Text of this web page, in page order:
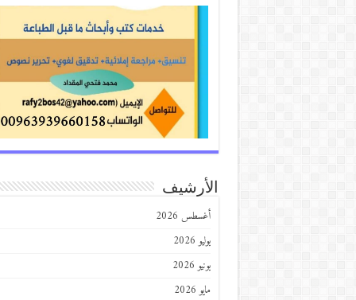
الأرشيف
أغسطس 2026
يوليو 2026
يونيو 2026
مايو 2026